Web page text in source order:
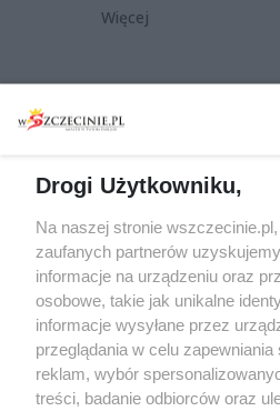
Więcej
Wydarzenia
Warsztaty
Jarmarki, festyny, pchle
targi
Wernisaże
Więcej
Drogi Użytkowniku,
Na naszej stronie
zaufanych partnerów
informacje na urządzeniu oraz
osobowe, takie jak unikalne
informacje wysyłane przez
przeglądania w celu
reklam, wybór
treści, badanie odbiorców oraz